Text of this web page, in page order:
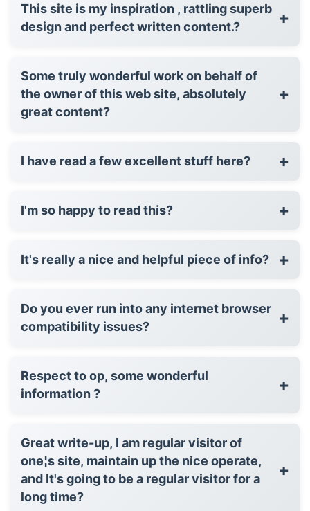
This site is my inspiration , rattling superb
design and perfect written content.?
+
Some truly wonderful work on behalf of
the owner of this web site, absolutely
great content?
+
I have read a few excellent stuff here? +
I'm so happy to read this? +
It's really a nice and helpful piece of info? +
Do you ever run into any internet browser
compatibility issues?
+
Respect to op, some wonderful
information ?
+
Great write-up, I am regular visitor of
one¦s site, maintain up the nice operate,
and It's going to be a regular visitor for a
long time?
+